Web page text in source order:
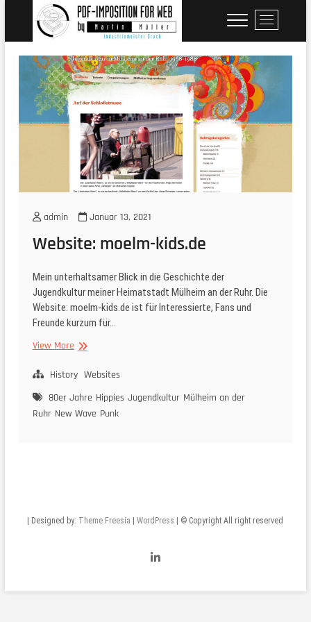
M
e
u
u
t
t
admin Januar 13, 2021
Website: moelm-kids.de
Mein unterhaltsamer Blick in die Geschichte der
Jugendkultur meiner Heimatstadt Mülheim an der Ruhr. Die
Website: moelm-kids.de ist für Interessierte, Fans und
Freunde kurzum für…
View MoreWebsite:
kids.de
History Websites
80er Jahre Hippies Jugendkultur Mülheim an der
Ruhr New Wave Punk
| Designed by: Theme Freesia |WordPress | © Copyright All right reserved
LinkedIn